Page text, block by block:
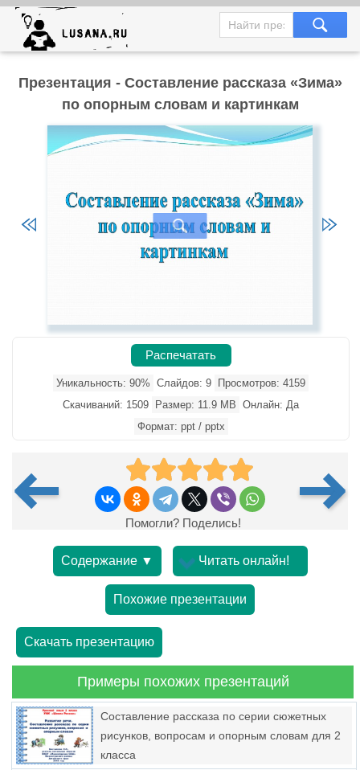
Презентация - Составление рассказа «Зима»
по опорным словам и картинкам
Распечатать
Уникальность: 90% Слайдов: 9
Просмотров: 4159
Скачиваний: 1509
Размер: 11.9 MB Онлайн: Да
Формат: ppt / pptx
Помогли? Поделись!
Содержание ▼ Читать онлайн!
Похожие презентации
Скачать презентацию
Примеры похожих презентаций
Составление рассказа по серии сюжетных
рисунков, вопросам и опорным словам для 2
класса